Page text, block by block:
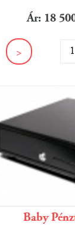
Ár: 18
>
Baby